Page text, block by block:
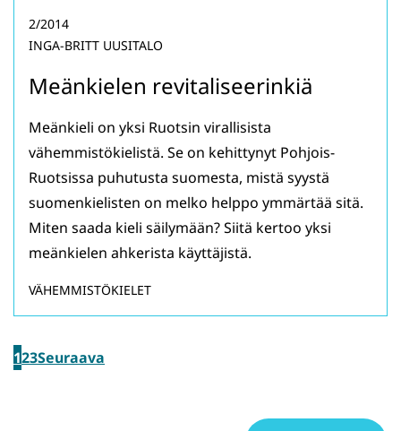
Meänkielen revitaliseerinkiä
2/2014
INGA-BRITT UUSITALO
Meänkieli on yksi Ruotsin virallisista
vähemmistökielistä. Se on kehittynyt Pohjois-
Ruotsissa puhutusta suomesta, mistä syystä
suomenkielisten on melko helppo ymmärtää sitä.
Miten saada kieli säilymään? Siitä kertoo yksi
meänkielen ahkerista käyttäjistä.
VÄHEMMISTÖKIELET
123Seuraava